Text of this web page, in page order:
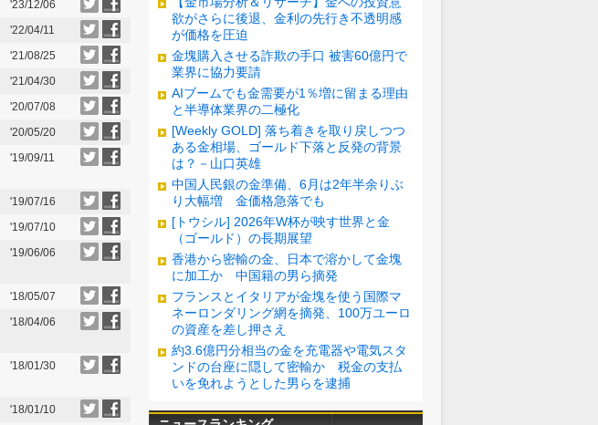
'23/12/06
'22/04/11
'21/08/25
'21/04/30
'20/07/08
'20/05/20
'19/09/11
'19/07/16
'19/07/10
'19/06/06
'18/05/07
'18/04/06
'18/01/30
'18/01/10
欲がさらに後退、金利の先行き不透明感
が価格を圧迫
金塊購入させる詐欺の手口 被害60億円で
業界に協力要請
AIブームでも金需要が1％増に留まる理由
と半導体業界の二極化
[Weekly GOLD] 落ち着きを取り戻しつつ
ある金相場、ゴールド下落と反発の背景
は？－山口英雄
中国人民銀の金準備、6月は2年半余りぶ
り大幅増 金価格急落でも
[トウシル] 2026年W杯が映す世界と金
（ゴールド）の長期展望
香港から密輸の金、日本で溶かして金塊
に加工か 中国籍の男ら摘発
フランスとイタリアが金塊を使う国際マ
ネーロンダリング網を摘発、100万ユーロ
の資産を差し押さえ
約3.6億円分相当の金を充電器や電気スタ
ンドの台座に隠して密輸か 税金の支払
いを免れようとした男らを逮捕